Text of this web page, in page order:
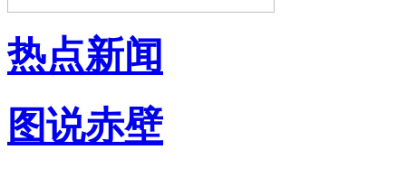
热点新闻
图说赤壁